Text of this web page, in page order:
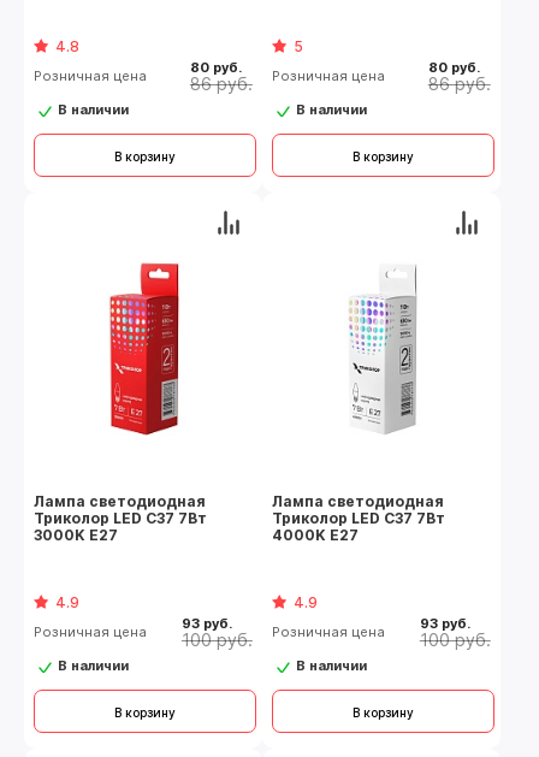
4.8
Розничная цена 80 руб.
86 руб.
В наличии
В корзину
5
Розничная цена 80 руб.
86 руб.
В наличии
В корзину
Лампа светодиодная
Триколор LED C37 7Вт
3000K E27
4.9
Розничная цена 93 руб.
100 руб.
В наличии
В корзину
Лампа светодиодная
Триколор LED C37 7Вт
4000K E27
4.9
Розничная цена 93 руб.
100 руб.
В наличии
В корзину